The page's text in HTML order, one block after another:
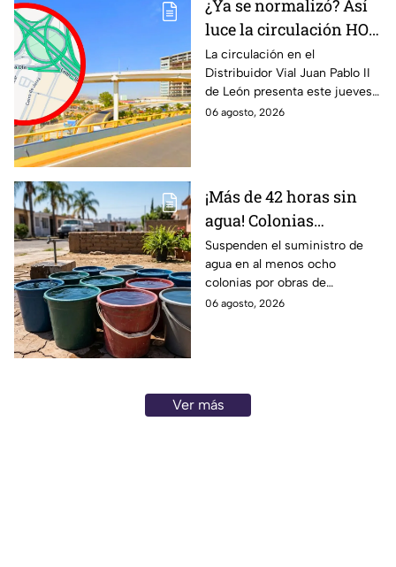
¿Ya se normalizó? Así
luce la circulación HOY
jueves en el
Distribuidor Juan
Pablo II de León
La circulación en el
Distribuidor Vial Juan Pablo II
de León presenta este jueves
6 de agosto algunos puntos
06 agosto, 2026
¡Más de 42 horas sin
agua! Colonias
afectadas por
mantenimiento de
pozos
Suspenden el suministro de
agua en al menos ocho
colonias por obras de
mantenimiento. Conoce
06 agosto, 2026
Ver más